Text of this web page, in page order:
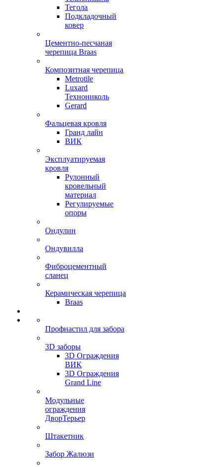
Тегола
Подкладочный
ковер
Цементно-песчаная
черепица Braas
Композитная черепица
Metrotile
Luxard
Технониколь
Gerard
Фальцевая кровля
Гранд лайн
ВИК
Эксплуатируемая
кровля
Рулонный
кровельный
материал
Регулируемые
опоры
Ондулин
Ондувилла
Фиброцементный
сланец
Керамическая черепица
Braas
Профнастил для забора
3D заборы
3D Ограждения
ВИК
3D Ограждения
Grand Line
Модульные
ограждения
ДворТерьер
Штакетник
Забор Жалюзи